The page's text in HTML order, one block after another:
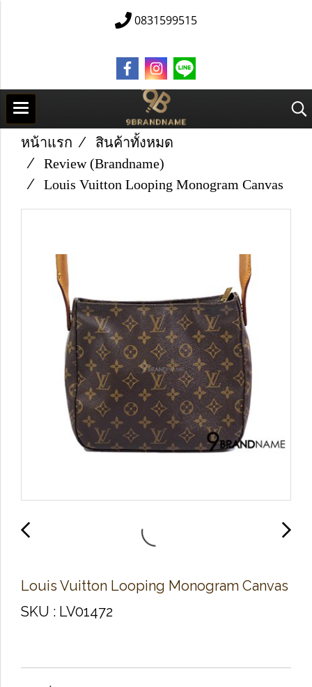
0831599515
หน้าแรก
สินค้าทั้งหมด
Review (Brandname)
Louis Vuitton Looping Monogram Canvas
Louis Vuitton Looping Monogram Canvas
SKU : LV01472